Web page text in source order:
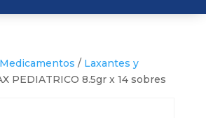
/ Laxantes y
PEDIATRICO 8.5gr x 14 sobres